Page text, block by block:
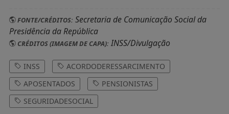
FONTE/CRÉDITOS:Secretaria de Comunicação Social da
Presidência da República
CRÉDITOS (IMAGEM DE CAPA):INSS/Divulgação
INSS
ACORDODERESSARCIMENTO
APOSENTADOS
PENSIONISTAS
SEGURIDADESOCIAL